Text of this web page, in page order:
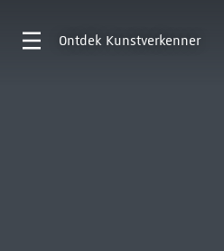
Ontdek Kunstverkenner